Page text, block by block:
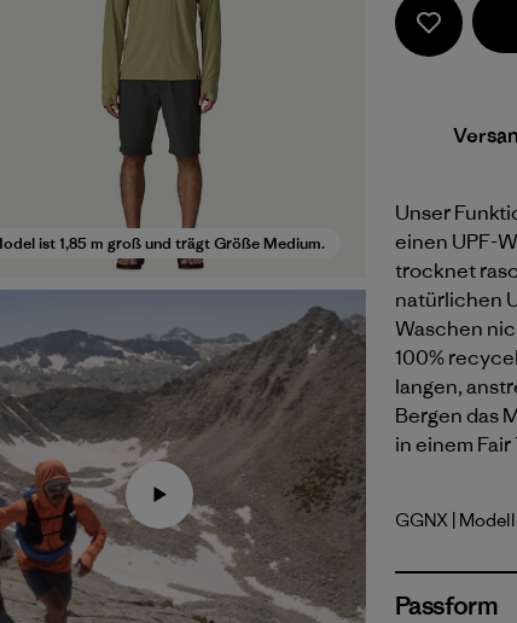
ist 1,85 m groß und trägt Größe Medium.
Unser
einen UPF-
trocknet
natürlichen
Waschen
100%
langen,
Bergen das
in einem
Gumtree
GGNX |
Passform